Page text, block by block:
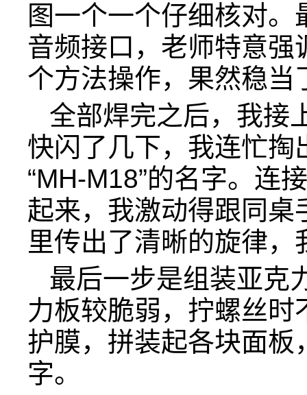
图一个一个仔细核对
音频接口，老师特意
个方法操作，果然稳当
全部焊完之后，我接
快闪了几下，我连忙掏
“MH-M18”的名字。连
起来，我激动得跟同桌
里传出了清晰的旋律
最后一步是组装亚克
力板较脆弱，拧螺丝
护膜，拼装起各块面板
字。